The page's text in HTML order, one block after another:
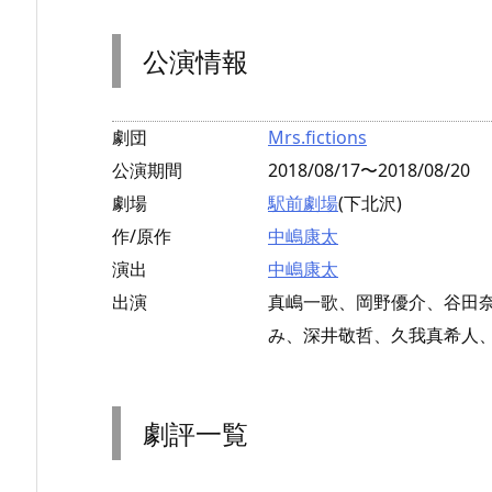
公演情報
劇団
Mrs.fictions
公演期間
2018/08/17〜2018/08/20
劇場
駅前劇場(下北沢)
作/原作
中嶋康太
演出
中嶋康太
出演
真嶋一歌、岡野優介、谷田
み、深井敬哲、久我真希人
劇評一覧